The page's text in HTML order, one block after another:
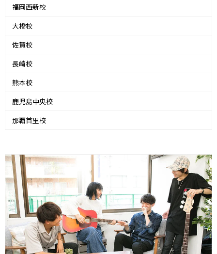
福岡西新校
大橋校
佐賀校
長崎校
熊本校
鹿児島中央校
那覇首里校